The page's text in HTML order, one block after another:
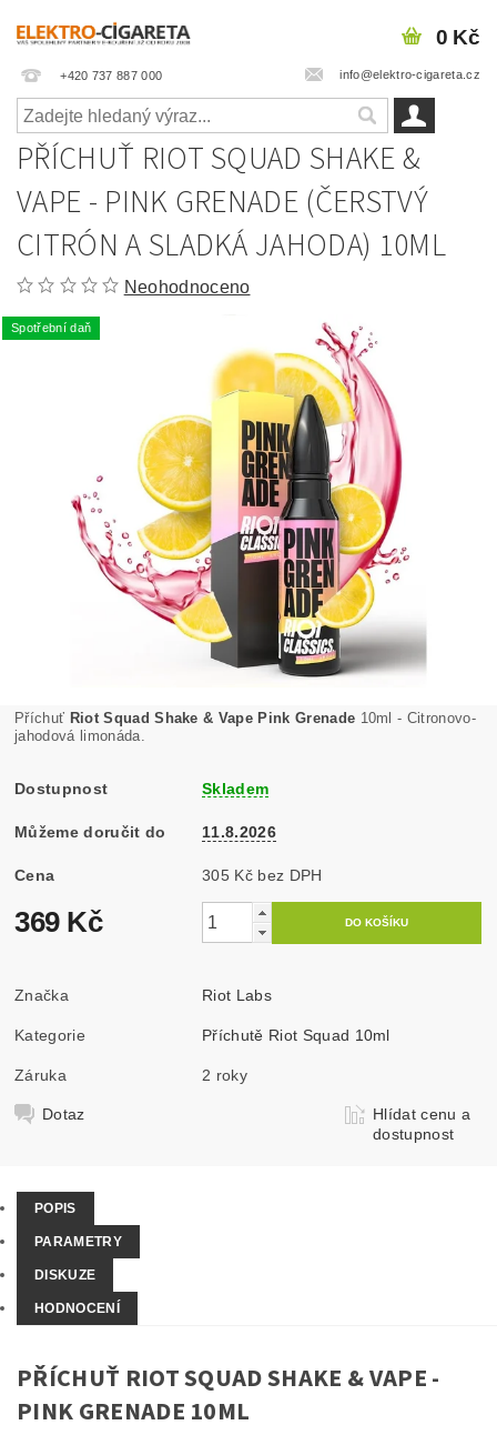
+420 737 887 000 info@elektro-cigareta.cz
0 Kč
PŘÍCHUŤ RIOT SQUAD SHAKE &
VAPE - PINK GRENADE (ČERSTVÝ
CITRÓN A SLADKÁ JAHODA) 10ML
Neohodnoceno
Spotřební daň
Příchuť Riot Squad Shake & Vape Pink Grenade 10ml - Citronovo-
jahodová limonáda.
Dostupnost Skladem
Můžeme doručit do 11.8.2026
Cena 305 Kč bez DPH
369 Kč
Značka Riot Labs
Kategorie Příchutě Riot Squad 10ml
Záruka 2 roky
Dotaz
Hlídat cenu a
dostupnost
POPIS
PARAMETRY
DISKUZE
HODNOCENÍ
PŘÍCHUŤ RIOT SQUAD SHAKE & VAPE -
PINK GRENADE 10ML